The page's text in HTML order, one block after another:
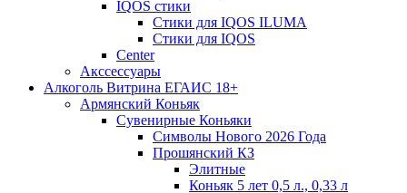
IQOS стики
Стики для IQOS ILUMA
Стики для IQOS
Сenter
Акссессуары
Алкоголь Витрина ЕГАИС 18+
Армянский Коньяк
Сувенирные Коньяки
Символы Нового 2026 Года
Прошянский КЗ
Элитные
Коньяк 5 лет 0,5 л., 0,33 л